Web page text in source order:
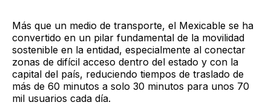
Más que un medio de transporte, el Mexicable se ha
convertido en un pilar fundamental de la movilidad
sostenible en la entidad, especialmente al conectar
zonas de difícil acceso dentro del estado y con la
capital del país, reduciendo tiempos de traslado de
más de 60 minutos a solo 30 minutos para unos 70
mil usuarios cada día.